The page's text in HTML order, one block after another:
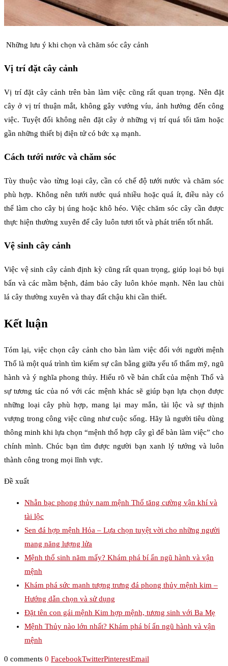
Những lưu ý khi chọn và chăm sóc cây cảnh
Vị trí đặt cây cảnh
Vị trí đặt cây cảnh trên bàn làm việc cũng rất quan trọng. Nên đặt
cây ở vị trí thuận mắt, không gây vướng víu, ảnh hưởng đến công
việc. Tuyệt đối không nên đặt cây ở những vị trí quá tối tăm hoặc
gần những thiết bị điện tử có bức xạ mạnh.
Cách tưới nước và chăm sóc
Tùy thuộc vào từng loại cây, cần có chế độ tưới nước và chăm sóc
phù hợp. Không nên tưới nước quá nhiều hoặc quá ít, điều này có
thể làm cho cây bị úng hoặc khô héo. Việc chăm sóc cây cần được
thực hiện thường xuyên để cây luôn tươi tốt và phát triển tốt nhất.
Vệ sinh cây cảnh
Việc vệ sinh cây cảnh định kỳ cũng rất quan trọng, giúp loại bỏ bụi
bẩn và các mầm bệnh, đảm bảo cây luôn khỏe mạnh. Nên lau chùi
lá cây thường xuyên và thay đất chậu khi cần thiết.
Kết luận
Tóm lại, việc chọn cây cảnh cho bàn làm việc đối với người mệnh
Thổ là một quá trình tìm kiếm sự cân bằng giữa yếu tố thẩm mỹ, ngũ
hành và ý nghĩa phong thủy. Hiểu rõ về bản chất của mệnh Thổ và
sự tương tác của nó với các mệnh khác sẽ giúp bạn lựa chọn được
những loại cây phù hợp, mang lại may mắn, tài lộc và sự thịnh
vượng trong công việc cũng như cuộc sống. Hãy là người tiêu dùng
thông minh khi lựa chọn “mệnh thổ hợp cây gì để bàn làm việc” cho
chính mình. Chúc bạn tìm được người bạn xanh lý tưởng và luôn
thành công trong mọi lĩnh vực.
Đề xuất
Nhẫn bạc phong thủy nam mệnh Thổ tăng cường vận khí và
tài lộc
Sen đá hợp mệnh Hỏa – Lựa chọn tuyệt vời cho những người
mang năng lượng lửa
Mệnh thổ sinh năm mấy? Khám phá bí ẩn ngũ hành và vận
mệnh
Khám phá sức mạnh tượng trưng đá phong thủy mệnh kim –
Hướng dẫn chọn và sử dụng
Đặt tên con gái mệnh Kim hợp mệnh, tương sinh với Ba Mẹ
Mệnh Thủy nào lớn nhất? Khám phá bí ẩn ngũ hành và vận
mệnh
0 comments 0 FacebookTwitterPinterestEmail